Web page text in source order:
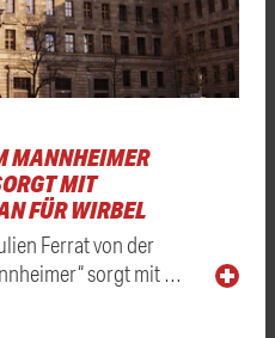
MANNHEIMER
MIT
FÜR WIRBEL
Ferrat von der
sorgt mit …